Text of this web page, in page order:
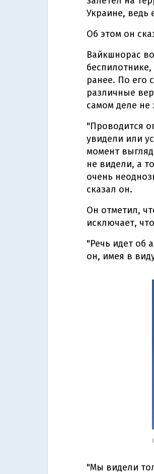
Украине, ведь
Об этом он
Вайкшнорас
ранее. По его
различные
самом деле не
"Проводится
увидели или
момент
не видели, а
очень
сказал он.
Он отметил,
исключает,
"Речь идет об
он, имея в
"Мы видели